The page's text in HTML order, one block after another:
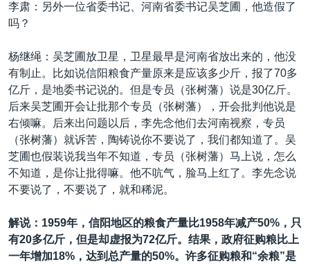
李肃：另外一位省委书记、河南省委书记吴芝圃，他造假了
吗？
杨继绳：吴芝圃放卫星，卫星最早是河南省放出来的，他没
有制止。比如说信阳粮食产量原来是应该多少斤，报了70多
亿斤，是地委书记说的。但是专员（张树藩）说是30亿斤。
后来吴芝圃开会让批那个专员（张树藩），开会批判他说是
右倾嘛。后来出问题以后，李先念他们去河南视察，专员
（张树藩）就诉苦，陶铸说你不要说了，我们都知道了。吴
芝圃也假装说我当年不知道，专员（张树藩）马上说，怎么
不知道，是你让批得嘛。他不吭气，脸马上红了。李先念说
不要说了，不要说了，就和稀泥。
解说：1959年，信阳地区的粮食产量比1958年减产50%，只
有20多亿斤，但是却虚报为72亿斤。结果，政府征购粮比上
一年增加18%，达到总产量的50%。许多征购粮和“余粮”是